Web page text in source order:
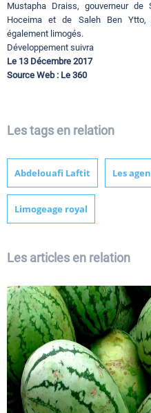
Mustapha Draiss, gouverneur
Hoceima et de Saleh Ben Ytto,
également limogés.
Développement suivra
Le 13 Décembre 2017
Source Web : Le 360
Les tags en relation
Abdelouafi Laftit Les
Limogeage royal
Les articles en relation